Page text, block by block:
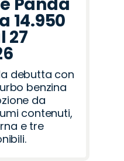
Panda
14.950
27
debutta con
benzina
da
contenuti,
e tre